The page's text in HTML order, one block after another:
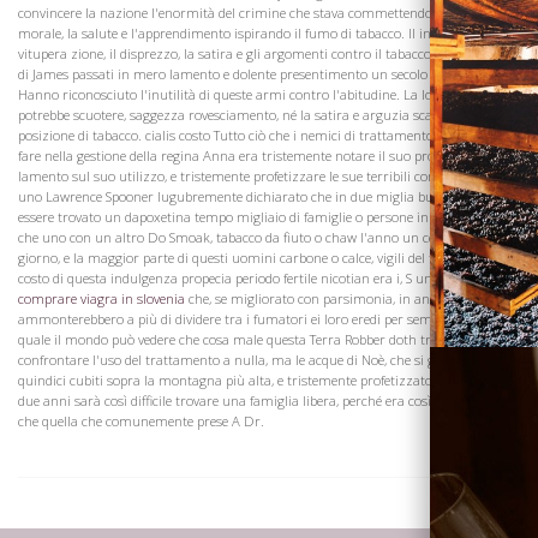
convincere la nazione l'enormità del crimine che stava commettendo contro la
morale, la salute e l'apprendimento ispirando il fumo di tabacco. Il invettive, la
vitupera zione, il disprezzo, la satira e gli argomenti contro il tabacco dei moralisti
di James passati in mero lamento e dolente presentimento un secolo più tardi.
Hanno riconosciuto l'inutilità di queste armi contro l'abitudine. La logica non
potrebbe scuotere, saggezza rovesciamento, né la satira e arguzia scathe la
posizione di tabacco. cialis costo Tutto ciò che i nemici di trattamento potrebbero
fare nella gestione della regina Anna era tristemente notare il suo progresso,
lamento sul suo utilizzo, e tristemente profetizzare le sue terribili conseguenze. In
uno Lawrence Spooner lugubremente dichiarato che in due miglia bussola può
essere trovato un dapoxetina tempo migliaio di famiglie o persone in villaggi rurali
che uno con un altro Do Smoak, tabacco da fiuto o chaw l'anno un centesimo al
giorno, e la maggior parte di questi uomini carbone o calce, vigili del fuoco, ecc Il
costo di questa indulgenza propecia periodo fertile nicotian era i, S un anno,
comprare viagra in slovenia che, se migliorato con parsimonia, in anni
ammonterebbero a più di dividere tra i fumatori ei loro eredi per sempre. Con la
quale il mondo può vedere che cosa male questa Terra Robber doth tra loro. Poteva
confrontare l'uso del trattamento a nulla, ma le acque di Noè, che si gonfiava
quindici cubiti sopra la montagna più alta, e tristemente profetizzato che in una o
due anni sarà così difficile trovare una famiglia libera, perché era così tanto tempo
che quella che comunemente prese A Dr.
Visita la
Cantina